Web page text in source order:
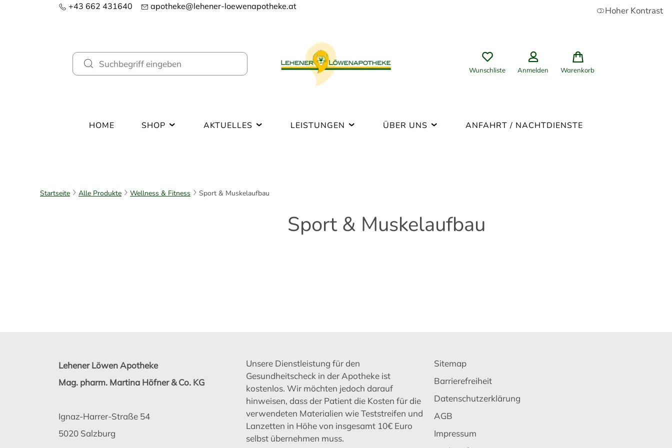
+43 662 431640 apotheke@lehener-loewenapotheke.at Hoher Kontrast
Wunschliste Anmelden Warenkorb
HOME SHOP AKTUELLES LEISTUNGEN ÜBER UNS ANFAHRT / NACHTDIENSTE
Startseite Alle Produkte Wellness & Fitness Sport & Muskelaufbau
Sport & Muskelaufbau
Lehener Löwen Apotheke
Mag. pharm. Martina Höfner & Co. KG
Ignaz-Harrer-Straße 54
5020 Salzburg
Unsere Dienstleistung für den
Gesundheitscheck in der Apotheke ist
kostenlos. Wir möchten jedoch darauf
hinweisen, dass der Patient die Kosten für die
verwendeten Materialien wie Teststreifen und
Lanzetten in Höhe von insgesamt 10€ Euro
selbst übernehmen muss.
Sitemap
Barrierefreiheit
Datenschutzerklärung
AGB
Impressum